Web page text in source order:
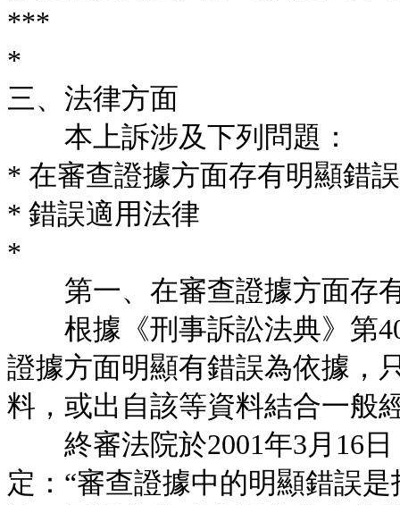
***
*
三、法律方面
本上訴涉及下列問題：
* 在審查證據方面存有明顯錯誤
* 錯誤適用法律
*
第一、在審查證據方面存
根據《刑事訴訟法典》第
證據方面明顯有錯誤為依據，
料，或出自該等資料結合一般
終審法院於2001年3月16日
定：“審查證據中的明顯錯誤